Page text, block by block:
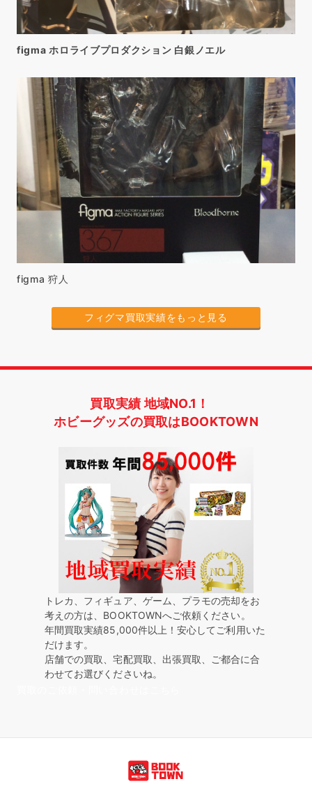
figma ホロライブプロダクション 白銀ノエル
figma 狩人
フィグマ買取実績をもっと見る
買取実績 地域NO.1！
ホビーグッズの買取はBOOKTOWN
トレカ、フィギュア、ゲーム、プラモの売却をお
考えの方は、BOOKTOWNへご依頼ください。
年間買取実績85,000件以上！安心してご利用いた
だけます。
店舗での買取、宅配買取、出張買取、ご都合に合
わせてお選びくださいね。